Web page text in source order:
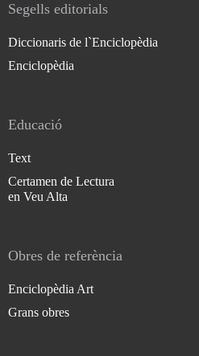
Segells editorials
Diccionaris de l`Enciclopèdia
Enciclopèdia
Educació
Text
Certamen de Lectura
en Veu Alta
Obres de referència
Enciclopèdia Art
Grans obres